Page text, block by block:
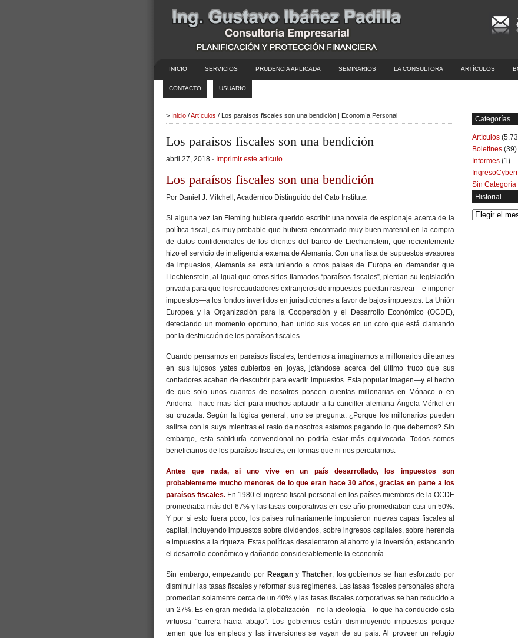
INICIO SERVICIOS PRUDENCIA APLICADA SEMINARIOS LA CONSULTORA ARTÍCULOS
CONTACTO USUARIO
> Inicio /Artículos / Los paraísos fiscales son una bendición | Economía Personal
Los paraísos fiscales son una bendición
abril 27, 2018 · Imprimir este artículo
Los paraísos fiscales son una bendición
Por Daniel J. Mitchell,Académico Distinguido del Cato Institute.
Si alguna vez Ian Fleming hubiera querido escribir una novela de espionaje acerca de la
política fiscal, es muy probable que hubiera encontrado muy buen material en la compra
de datos confidenciales de los clientes del banco de Liechtenstein, que recientemente
hizo el servicio de inteligencia externa de Alemania. Con una lista de supuestos evasores
de impuestos, Alemania se está uniendo a otros países de Europa en demandar que
Liechtenstein, al igual que otros sitios llamados “paraísos fiscales”, pierdan su legislación
privada para que los recaudadores extranjeros de impuestos puedan rastrear—e imponer
impuestos—a los fondos invertidos en jurisdicciones a favor de bajos impuestos. La Unión
Europea y la Organización para la Cooperación y el Desarrollo Económico (OCDE),
detectando un momento oportuno, han unido sus voces en un coro que está clamando
por la destrucción de los paraísos fiscales.
Cuando pensamos en paraísos fiscales, tendemos a imaginarnos a millonarios diletantes
en sus lujosos yates cubiertos en joyas, jctándose acerca del último truco que sus
contadores acaban de descubrir para evadir impuestos. Esta popular imagen—y el hecho
de que solo unos cuantos de nosotros poseen cuentas millonarias en Mónaco o en
Andorra—hace mas fácil para muchos aplaudir a la canciller alemana Ángela Mérkel en
su cruzada. Según la lógica general, uno se pregunta: ¿Porque los millonarios pueden
salirse con la suya mientras el resto de nosotros estamos pagando lo que debemos? Sin
embargo, esta sabiduría convencional no podría estar más equivocada. Todos somos
beneficiarios de los paraísos fiscales, en formas que ni nos percatamos.
Antes que nada, si uno vive en un país desarrollado, los impuestos son
probablemente mucho menores de lo que eran hace 30 años, gracias en parte a los
paraísos fiscales. En 1980 el ingreso fiscal personal en los países miembros de la OCDE
promediaba más del 67% y las tasas corporativas en ese año promediaban casi un 50%.
Y por si esto fuera poco, los países rutinariamente impusieron nuevas capas fiscales al
capital, incluyendo impuestos sobre dividendos, sobre ingresos capitales, sobre herencia
e impuestos a la riqueza. Estas políticas desalentaron al ahorro y la inversión, estancando
el desarrollo económico y dañando considerablemente la economía.
Sin embargo, empezando por ReaganyThatcher, los gobiernos se han esforzado por
disminuir las tasas fiscales y reformar sus regimenes. Las tasas fiscales personales ahora
promedian solamente cerca de un 40% y las tasas fiscales corporativas se han reducido a
un 27%. Es en gran medida la globalización—no la ideología—lo que ha conducido esta
virtuosa “carrera hacia abajo”. Los gobiernos están disminuyendo impuestos porque
temen que los empleos y las inversiones se vayan de su país. Al proveer un refugio
Categorías
Artículos
Boletines (39)
Informes (1)
Sin Categoría
Historial
Historial